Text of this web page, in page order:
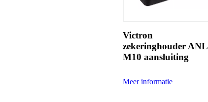
Victron
zekeringhouder ANL
M10 aansluiting
Meer informatie